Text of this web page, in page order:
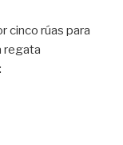
cinco rúas para
regata